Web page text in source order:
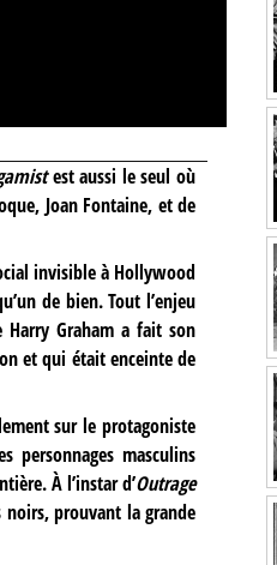
est aussi le seul où
Joan Fontaine, et de
invisible à Hollywood
de bien. Tout l’enjeu
Graham a fait son
et qui était enceinte de
sur le protagoniste
masculins
À l’instar d’Outrage
prouvant la grande